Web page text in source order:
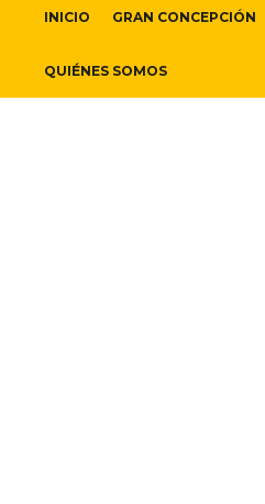
INICIO GRAN CONCEPCIÓN
QUIÉNES SOMOS